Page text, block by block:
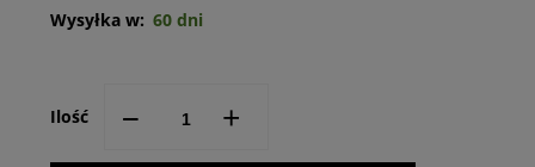
Wysyłka w: 60 dni
Ilość -- +